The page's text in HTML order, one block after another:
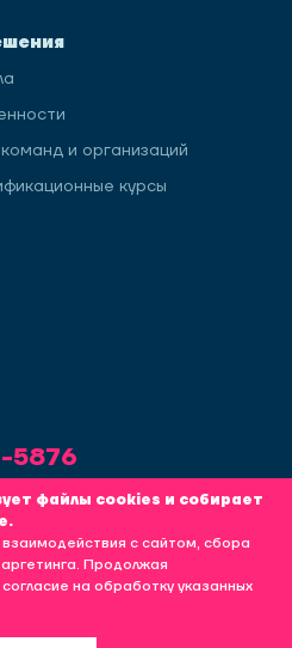
и организаций
курсы
5876
данных
САЙТАKINETICA
файлы cookies и собирает
с сайтом, сбора
Продолжая
на обработку указанных